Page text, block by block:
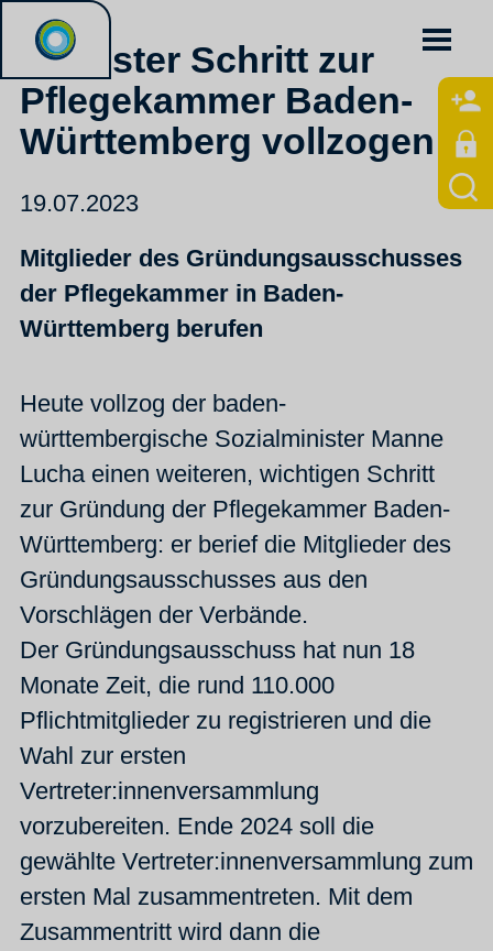
Nächster Schritt zur
Pflegekammer Baden-
Württemberg vollzogen!
19.07.2023
Mitglieder des Gründungsausschusses
der Pflegekammer in Baden-
Württemberg berufen
Heute vollzog der baden-
württembergische Sozialminister Manne
Lucha einen weiteren, wichtigen Schritt
zur Gründung der Pflegekammer Baden-
Württemberg: er berief die Mitglieder des
Gründungsausschusses aus den
Vorschlägen der Verbände.
Der Gründungsausschuss hat nun 18
Monate Zeit, die rund 110.000
Pflichtmitglieder zu registrieren und die
Wahl zur ersten
Vertreter:innenversammlung
vorzubereiten. Ende 2024 soll die
gewählte Vertreter:innenversammlung zum
ersten Mal zusammentreten. Mit dem
Zusammentritt wird dann die